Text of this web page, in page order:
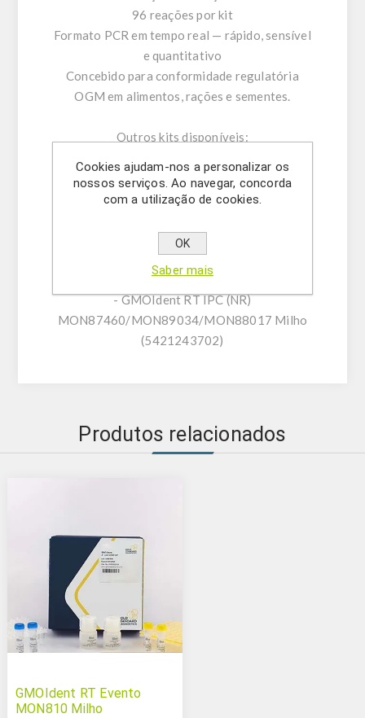
96 reações por kit
Formato PCR em tempo real — rápido, sensível
e quantitativo
Concebido para conformidade regulatória
OGM em alimentos, rações e sementes.
Outros kits disponíveis:
Milho (5421243801)
- GMOQuant (LR) Event MON89034 Milho
- GMOIdent RT IPC (LR)
MON87460/MON89034/MON88017 Milho
(5421243701)
- GMOIdent RT IPC (NR)
MON87460/MON89034/MON88017 Milho
(5421243702)
Produtos relacionados
GMOIdent RT Evento
MON810 Milho
Cookies ajudam-nos a personalizar os
nossos serviços. Ao navegar, concorda
com a utilização de cookies.
OK
Saber mais